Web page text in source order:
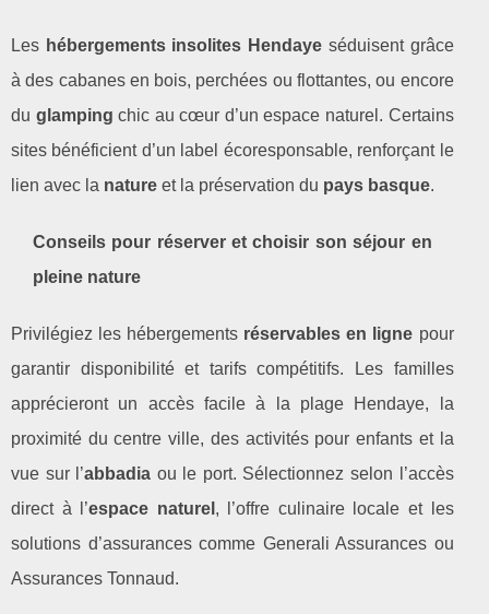
Les hébergements insolites Hendaye séduisent grâce
à des cabanes en bois, perchées ou flottantes, ou encore
du glamping chic au cœur d’un espace naturel. Certains
sites bénéficient d’un label écoresponsable, renforçant le
lien avec la nature et la préservation du pays basque.
Conseils pour réserver et choisir son séjour en
pleine nature
Privilégiez les hébergements réservables en ligne pour
garantir disponibilité et tarifs compétitifs. Les familles
apprécieront un accès facile à la plage Hendaye, la
proximité du centre ville, des activités pour enfants et la
vue sur l’abbadia ou le port. Sélectionnez selon l’accès
direct à l’espace naturel , l’offre culinaire locale et les
solutions d’assurances comme Generali Assurances ou
Assurances Tonnaud.